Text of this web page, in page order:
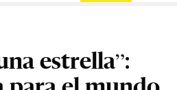
estrella”: